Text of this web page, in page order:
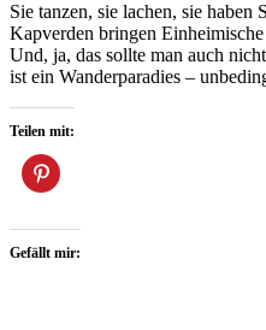
Sie tanzen, sie lachen, sie
Kapverden bringen
Und, ja, das sollte man auch
ist ein Wanderparadies –
Teilen mit:
Gefällt mir: